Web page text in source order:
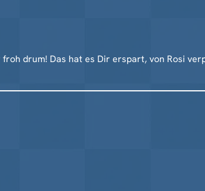
drum! Das hat es Dir erspart, von Rosi